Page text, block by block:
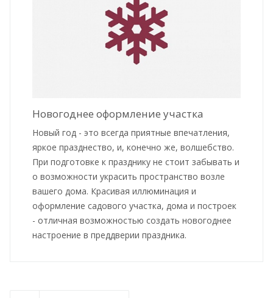
Новогоднее оформление участка
Новый год - это всегда приятные впечатления,
яркое празднество, и, конечно же, волшебство.
При подготовке к празднику не стоит забывать и
о возможности украсить пространство возле
вашего дома. Красивая иллюминация и
оформление садового участка, дома и построек
- отличная возможностью создать новогоднее
настроение в преддверии праздника.